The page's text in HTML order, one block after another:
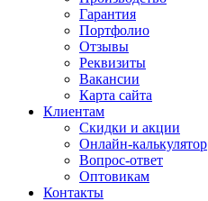
Гарантия
Портфолио
Отзывы
Реквизиты
Вакансии
Карта сайта
Клиентам
Скидки и акции
Онлайн-калькулятор
Вопрос-ответ
Оптовикам
Контакты